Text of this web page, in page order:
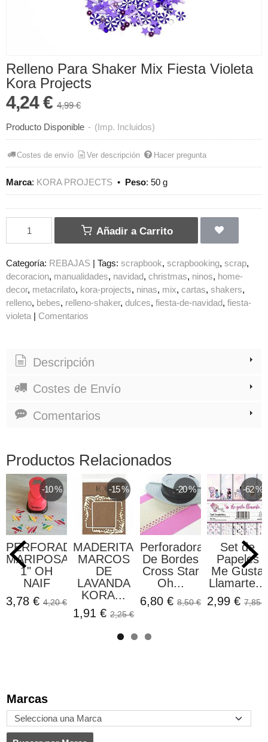
Marcas
Relleno Para Shaker Mix Fiesta Violeta
Kora Projects
4,24 € 4,99 €
Producto Disponible - (Imp. Incluidos)
Costes de envío Ver descripción Hacer pregunta
Marca: KORA PROJECTS • Peso: 50 g
Añadir a Carrito
Categoría: REBAJAS Tags: scrapbook scrapbooking scrap
decoracion manualidades navidad christmas ninos
home-
decor metacrilato kora-projects ninas mix cartas shakers
relleno bebes relleno-shaker dulces fiesta-de-navidad fiesta-
violeta
Comentarios
Descripción
Costes de Envío
Comentarios
Productos Relacionados
-10 %
PERFORADORA
MARIPOSA
1" OH
NAIF
3,78 € 4,20 €
-15 %
MADERITAS
MARCOS
DE
LAVANDA
KORA...
1,91 € 2,25 €
-20 %
Perforadora
De Bordes
Cross Star
Oh...
6,80 € 8,50 €
-62 %
Set de
Papeles
Me Gusta
Llamarte...
2,99 € 7,85 €